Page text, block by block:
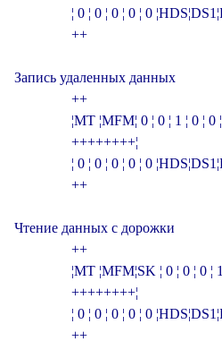
¦ 0 ¦ 0 ¦ 0 ¦ 0 ¦ 0
                +­­­­­­­­­­­­­­­­­­­­­­­­­­­­­­­+
Запись удаленных данных
                +­­­­­­­­­­­­­­­­­­­­­­­­­­­­­­­+
¦MT ¦MFM¦ 0 ¦ 0 ¦ 1 ¦ 0 ¦ 0
                +­­­+­­­+­­­+­­­+­­­+­­­+­­­+­­­¦
¦ 0 ¦ 0 ¦ 0 ¦ 0 ¦ 0
                +­­­­­­­­­­­­­­­­­­­­­­­­­­­­­­­+
Чтение данных с дорожки
                +­­­­­­­­­­­­­­­­­­­­­­­­­­­­­­­+
¦MT ¦MFM¦SK ¦ 0 ¦ 0 ¦ 0 ¦ 1
                +­­­+­­­+­­­+­­­+­­­+­­­+­­­+­­­¦
¦ 0 ¦ 0 ¦ 0 ¦ 0 ¦ 0
                +­­­­­­­­­­­­­­­­­­­­­­­­­­­­­­­+